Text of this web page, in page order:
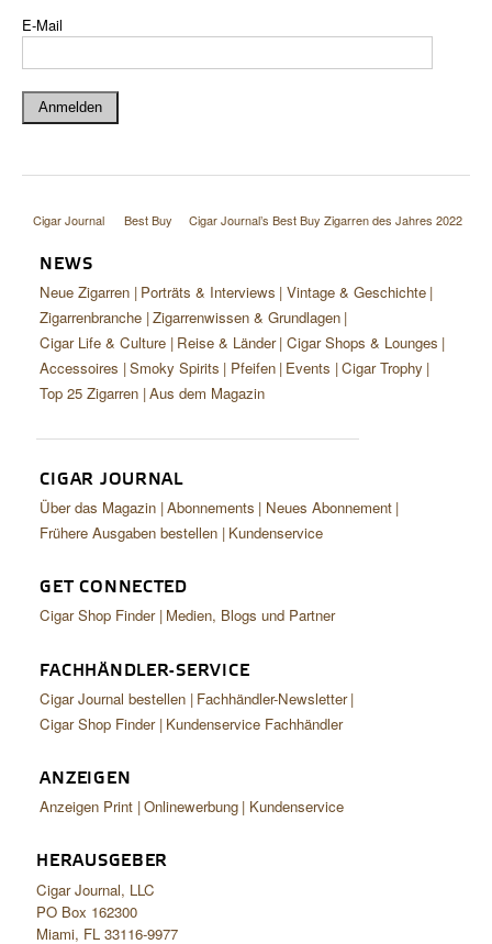
E-Mail
Cigar Journal Best Buy Cigar Journal’s Best Buy Zigarren des Jahres 2022
NEWS
Neue Zigarren Porträts & Interviews Vintage & Geschichte
Zigarrenbranche Zigarrenwissen & Grundlagen
Cigar Life & Culture Reise & Länder Cigar Shops & Lounges
Accessoires Smoky Spirits Pfeifen Events Cigar Trophy
Top 25 Zigarren Aus dem Magazin
CIGAR JOURNAL
Über das Magazin Abonnements
Neues Abonnement
Frühere Ausgaben bestellen Kundenservice
GET CONNECTED
Cigar Shop Finder Medien, Blogs und Partner
FACHHÄNDLER-SERVICE
Cigar Journal bestellen Fachhändler-Newsletter
Cigar Shop Finder Kundenservice Fachhändler
ANZEIGEN
Anzeigen Print Onlinewerbung Kundenservice
HERAUSGEBER
Cigar Journal, LLC
PO Box 162300
Miami, FL 33116-9977